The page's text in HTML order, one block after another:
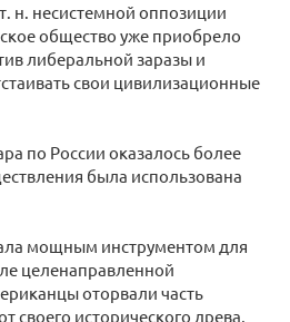
н. несистемной оппозиции
общество уже приобрело
либеральной заразы и
свои цивилизационные
по России оказалось более
была использована
мощным инструментом для
целенаправленной
оторвали часть
своего исторического древа,